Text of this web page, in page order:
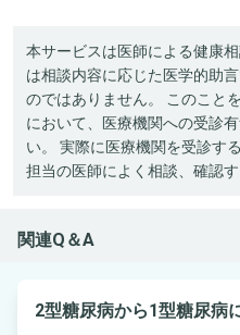
本サービスは医師による健康
は相談内容に応じた医学的助
のではありません。 このこと
において、医療機関への受診
い。 実際に医療機関を受診す
担当の医師によく相談、確認
関連Q＆A
2型糖尿病から1型糖尿病